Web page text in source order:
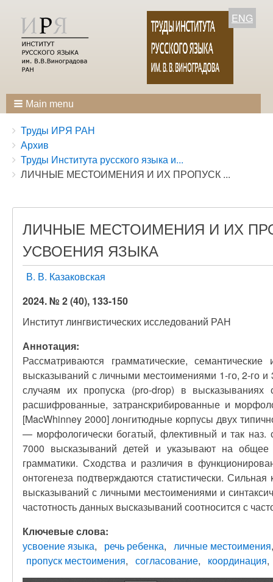
ENG
Main menu
Breadcrumbs
You
are
here:
Труды ИРЯ РАН
Архив
Труды Института русского языка и...
ЛИЧНЫЕ МЕСТОИМЕНИЯ И ИХ ПРОПУСК ...
ЛИЧНЫЕ МЕСТОИМЕНИЯ И ИХ
УСВОЕНИЯ ЯЗЫКА
В. В. Казаковская
2024. № 2 (40), 133-150
Институт лингвистических исследований РАН
Аннотация:
Рассматриваются грамматические,
высказываний с личными местоимениями 1-го, 2-го
случаям их пропуска (pro-drop) в
расшифрованные, затранскрибированные и
[MacWhinney 2000] лонгитюдные корпусы двух
— морфологически богатый, флективный и так
7000 высказываний детей и указывают на
грамматики. Сходства и различия в
онтогенеза подтверждаются статистически.
высказываний с личными местоимениями и
частотность данных высказываний соотносится с
Ключевые слова:
усвоение языка
речь ребенка
личные местоимения
пропуск местоимения
согласование координация